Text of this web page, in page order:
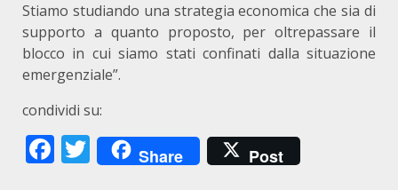
Stiamo studiando una strategia economica che sia di
supporto a quanto proposto, per oltrepassare il
blocco in cui siamo stati confinati dalla situazione
emergenziale”.
condividi su:
Facebook
Twitter
Share Post